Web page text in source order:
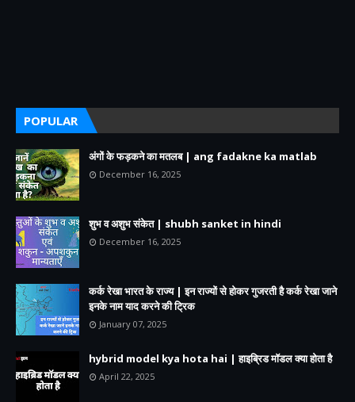
POPULAR
अंगों के फड़कने का मतलब | ang fadakne ka matlab
December 16, 2025
शुभ व अशुभ संकेत | shubh sanket in hindi
December 16, 2025
कर्क रेखा भारत के राज्य | इन राज्यों से होकर गुजरती है कर्क रेखा जाने
इनके नाम याद करने की ट्रिक
January 07, 2025
hybrid model kya hota hai | हाइब्रिड मॉडल क्या होता है
April 22, 2025